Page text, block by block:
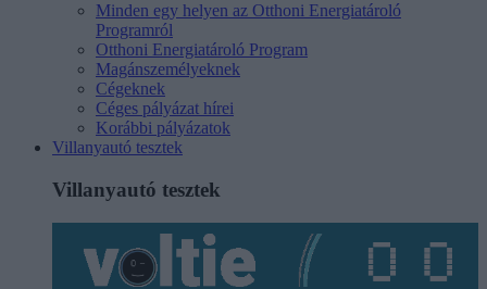
Minden egy helyen az Otthoni Energiatároló
Programról
Otthoni Energiatároló Program
Magánszemélyeknek
Cégeknek
Céges pályázat hírei
Korábbi pályázatok
Villanyautó tesztek
Villanyautó tesztek